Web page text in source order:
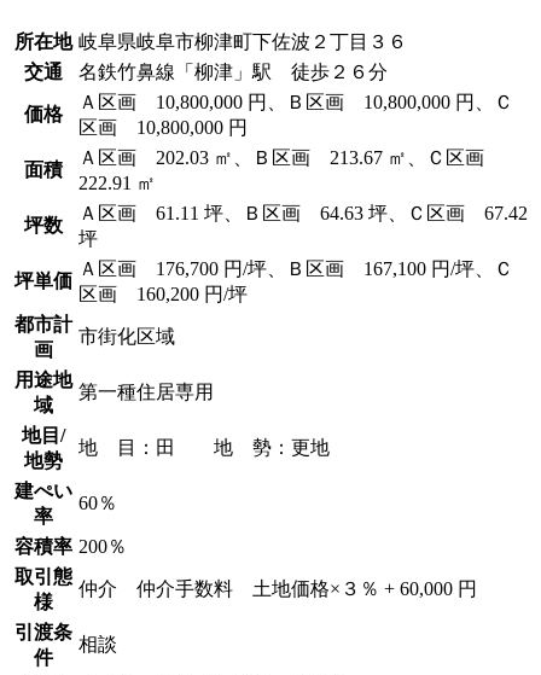
所在地 岐阜県岐阜市柳津町下佐波２丁目３６
交通
名鉄竹鼻線「柳津」駅 徒歩２６分
価格
Ａ区画 10,800,000 円、Ｂ区画 10,800,000 円、Ｃ
区画 10,800,000 円
面積
Ａ区画 202.03 ㎡、Ｂ区画 213.67 ㎡、Ｃ区画
222.91 ㎡
坪数
Ａ区画 61.11 坪、Ｂ区画 64.63 坪、Ｃ区画 67.42
坪
坪単価
Ａ区画 176,700 円/坪、Ｂ区画 167,100 円/坪、Ｃ
区画 160,200 円/坪
都市計
画
市街化区域
用途地
域
第一種住居専用
地目/
地勢
地 目：田 地 勢：更地
建ぺい
率
60％
容積率 200％
取引態
様
仲介 仲介手数料 土地価格×３％ + 60,000 円
引渡条
件
相談